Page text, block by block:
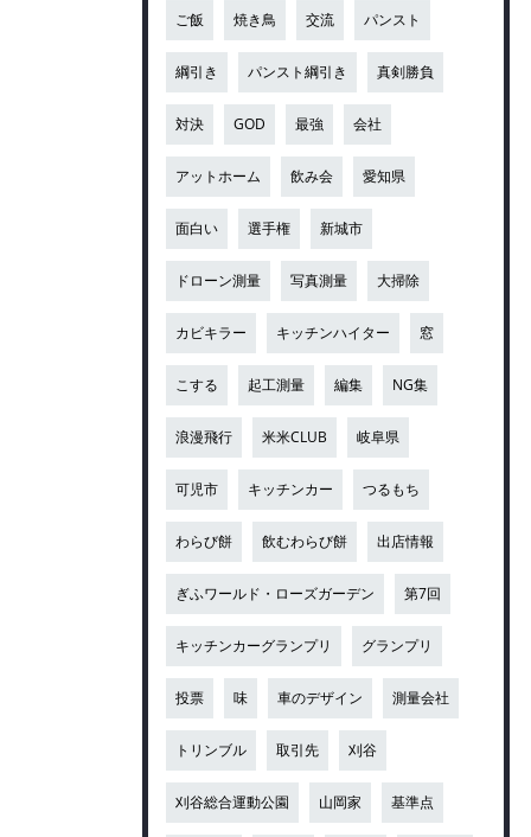
ご飯 焼き鳥 交流 パンスト
綱引き パンスト綱引き 真剣勝負
対決 GOD 最強 会社
アットホーム 飲み会 愛知県
面白い 選手権 新城市
ドローン測量 写真測量 大掃除
カビキラー キッチンハイター 窓
こする 起工測量 編集 NG集
浪漫飛行 米米CLUB 岐阜県
可児市 キッチンカー つるもち
わらび餅 飲むわらび餅 出店情報
ぎふワールド・ローズガーデン 第7回
キッチンカーグランプリ グランプリ
投票 味 車のデザイン 測量会社
トリンブル 取引先 刈谷
刈谷総合運動公園 山岡家 基準点